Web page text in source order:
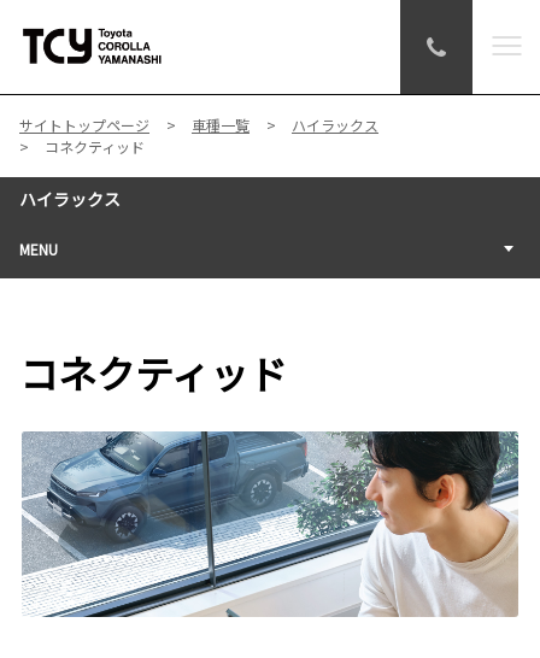
サイトトップページ 車種一覧
ハイラックス
コネクティッド
ハイラックス
MENU
コネクティッド